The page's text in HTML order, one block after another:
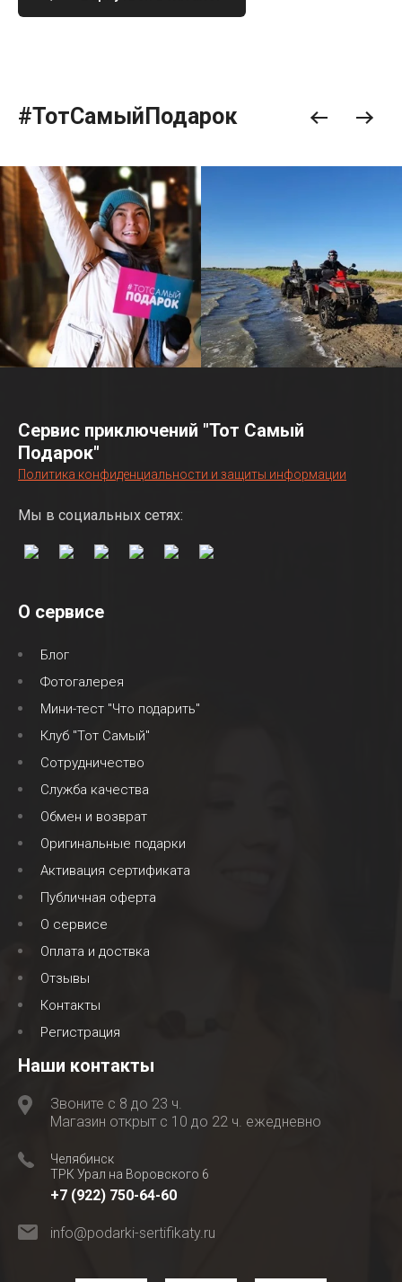
#ТотСамыйПодарок
Сервис приключений "Тот Самый
Подарок"
Политика конфиденциальности и защиты информации
Мы в социальных сетях:
О сервисе
Блог
Фотогалерея
Мини-тест "Что подарить"
Клуб "Тот Самый"
Сотрудничество
Служба качества
Обмен и возврат
Оригинальные подарки
Активация сертификата
Публичная оферта
О сервисе
Оплата и доствка
Отзывы
Контакты
Регистрация
Наши контакты
Звоните с 8 до 23 ч.
Магазин открыт с 10 до 22 ч. ежедневно
Челябинск
ТРК Урал на Воровского 6
+7 (922) 750-64-60
info@podarki-sertifikaty.ru